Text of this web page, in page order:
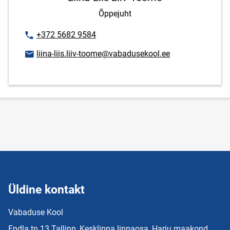
Õppejuht
Telefoninumber
+372 5682 9584
E-posti aadress
liina-liis.liiv-toome@vabadusekool.ee
Üldine kontakt
Vabaduse Kool